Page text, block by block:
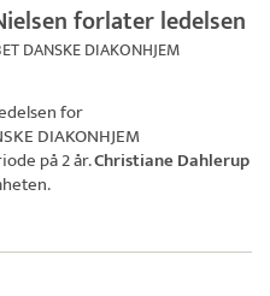
forlater ledelsen
DANSKE DIAKONHJEM
for
DIAKONHJEM
på 2 år.Christiane Dahlerup